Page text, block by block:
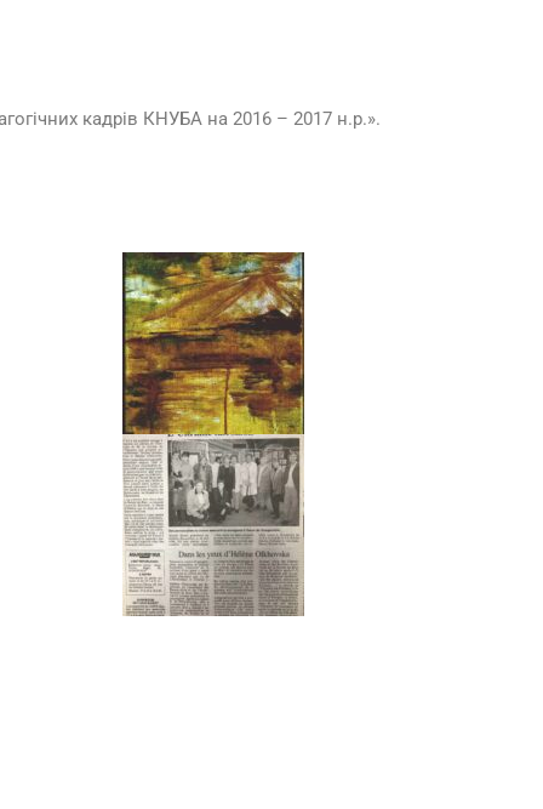
кадрів КНУБА на 2016 – 2017 н.р.».